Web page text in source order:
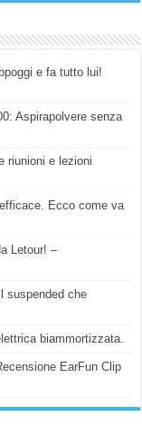
e fa tutto lui!
Aspirapolvere senza
riunioni e lezioni
Ecco come va
Letour! –
suspended che
biammortizzata.
EarFun Clip